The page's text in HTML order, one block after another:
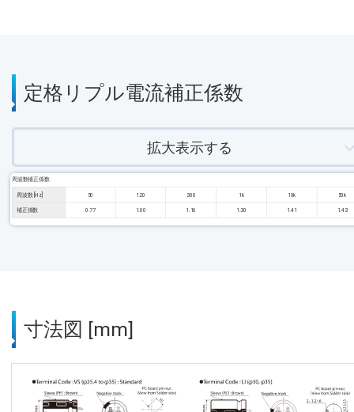
定格リプル電流補正係数
拡大表示する
周波数補正係数
周波数 [Hz] 50 120 300 1k 10k 50k
補正係数 0.77 1.00 1.16 1.30 1.41 1.43
寸法図 [mm]